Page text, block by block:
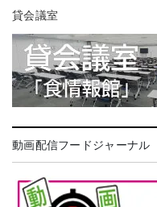
貸会議室
動画配信フードジャーナル